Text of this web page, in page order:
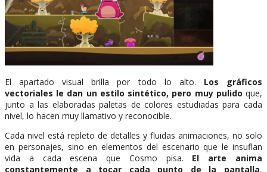
El apartado visual brilla por todo lo alto. Los gráficos
vectoriales le dan un estilo sintético, pero muy pulido que,
junto a las elaboradas paletas de colores estudiadas para cada
nivel, lo hacen muy llamativo y reconocible.
Cada nivel está repleto de detalles y fluidas animaciones, no solo
en personajes, sino en elementos del escenario que le insuflan
vida a cada escena que Cosmo pisa. El arte anima
constantemente a tocar cada punto de la pantalla,